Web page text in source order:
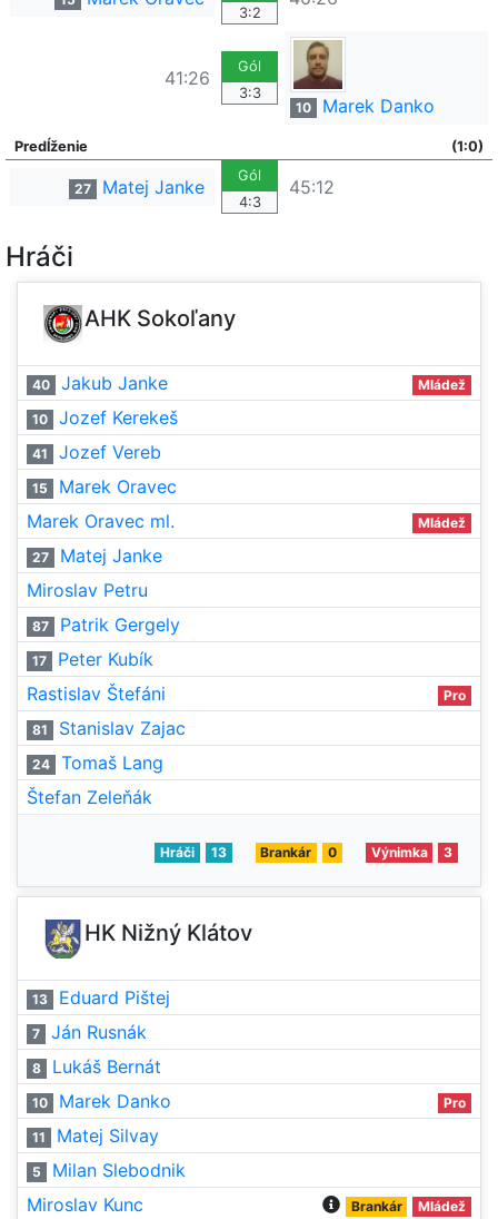
3:2
41:26
Gól
3:3
10
Marek Danko
Predĺženie (1:0)
27 Matej Janke
Gól
4:3
45:12
Hráči
AHK Sokoľany
40 Jakub Janke Mládež
10 Jozef Kerekeš
41 Jozef Vereb
15
Marek Oravec
Marek Oravec ml.
Mládež
27
Matej Janke
Miroslav Petru
87 Patrik Gergely
17
Peter Kubík
Rastislav Štefáni
Pro
81 Stanislav Zajac
24
Tomaš Lang
Štefan Zeleňák
Hráči 13 Brankár 0 Výnimka 3
HK Nižný Klátov
13 Eduard Pištej
7 Ján Rusnák
8 Lukáš Bernát
10 Marek Danko Pro
11 Matej Silvay
5
Milan Slebodnik
Miroslav Kunc
Brankár Mládež